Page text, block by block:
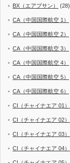
BX（エアプサン） (28)
CA（中国国際航空 1）
CA（中国国際航空 2）
CA（中国国際航空 3）
CA（中国国際航空 4）
CA（中国国際航空 5）
CA（中国国際航空 6）
CI（チャイナエア 01）
CI（チャイナエア 02）
CI（チャイナエア 03）
CI（チャイナエア 04）